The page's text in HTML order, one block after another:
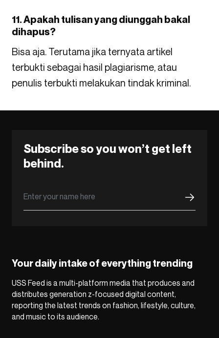
11. Apakah tulisan yang diunggah bakal
dihapus?
Bisa aja. Terutama jika ternyata artikel
terbukti sebagai hasil plagiarisme, atau
penulis terbukti melakukan tindak kriminal.
Subscribe so you won’t get left
behind.
Your daily intake of everything trending
USS Feed is a multi-platform media that produces and
distributes generation z-focused digital content,
reporting the latest trends on fashion, lifestyle, culture,
and music to its audience.